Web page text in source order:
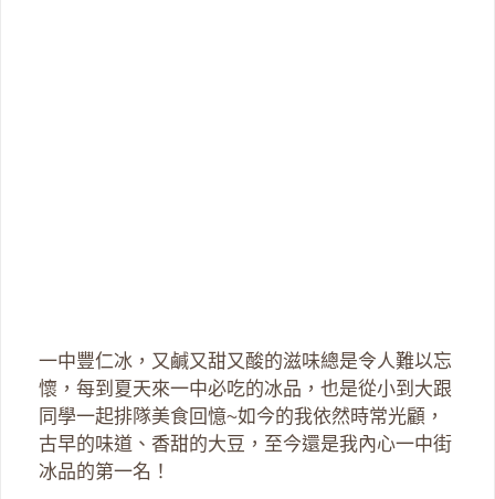
一中豐仁冰，又鹹又甜又酸的滋味總是令人難以忘
懷，每到夏天來一中必吃的冰品，也是從小到大跟
同學一起排隊美食回憶~如今的我依然時常光顧，
古早的味道、香甜的大豆，至今還是我內心一中街
冰品的第一名！